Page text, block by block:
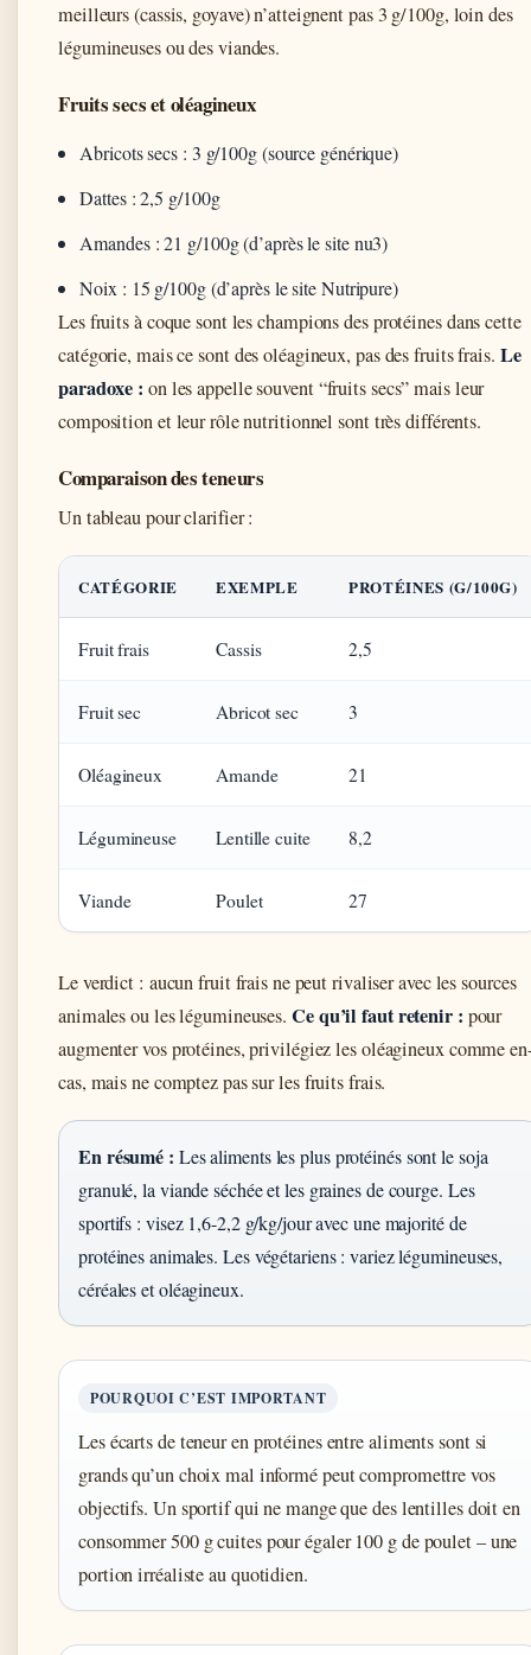
meilleurs (cassis, goyave) n’atteignent pas 3 g/100g, loin des
légumineuses ou des viandes.
Fruits secs et oléagineux
Abricots secs : 3 g/100g (source générique)
Dattes : 2,5 g/100g
Amandes : 21 g/100g (d’après le site nu3)
Noix : 15 g/100g (d’après le site Nutripure)
Les fruits à coque sont les champions des protéines dans cette
catégorie, mais ce sont des oléagineux, pas des fruits frais. Le
paradoxe : on les appelle souvent “fruits secs” mais leur
composition et leur rôle nutritionnel sont très différents.
Comparaison des teneurs
Un tableau pour clarifier :
CATÉGORIE EXEMPLE PROTÉINES (G/100G)
Fruit frais Cassis 2,5
Fruit sec Abricot sec 3
Oléagineux Amande 21
Légumineuse Lentille cuite 8,2
Viande Poulet 27
Le verdict : aucun fruit frais ne peut rivaliser avec les sources
animales ou les légumineuses. Ce qu’il faut retenir : pour
augmenter vos protéines, privilégiez les oléagineux comme
cas, mais ne comptez pas sur les fruits frais.
En résumé : Les aliments les plus protéinés sont le soja
granulé, la viande séchée et les graines de courge. Les
sportifs : visez 1,6-2,2 g/kg/jour avec une majorité de
protéines animales. Les végétariens : variez légumineuses,
céréales et oléagineux.
POURQUOI C’EST IMPORTANT
Les écarts de teneur en protéines entre aliments sont si
grands qu’un choix mal informé peut compromettre vos
objectifs. Un sportif qui ne mange que des lentilles doit en
consommer 500 g cuites pour égaler 100 g de poulet – une
portion irréaliste au quotidien.